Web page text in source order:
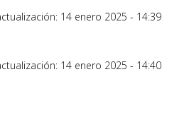
14 enero 2025 - 14:39
14 enero 2025 - 14:40